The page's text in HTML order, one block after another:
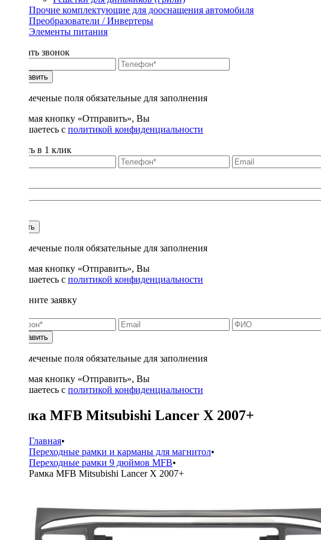
Прочие комплектующие для дооснащения автомобиля
Преобразователи / Инвертеры
Элементы питания
Заказать звонок
Отправить
* - отмеченые поля обязательные для заполнения
Нажимая кнопку «Отправить», Вы
соглашаетесь с политикой конфиденциальности
Купить в 1 клик
Купить
* - отмеченые поля обязательные для заполнения
Нажимая кнопку «Отправить», Вы
соглашаетесь с политикой конфиденциальности
Заполните заявку
Отправить
* - отмеченые поля обязательные для заполнения
Нажимая кнопку «Отправить», Вы
соглашаетесь с политикой конфиденциальности
Рамка MFB Mitsubishi Lancer X 2007+
Главная•
Переходные рамки и карманы для магнитол•
Переходные рамки 9 дюймов MFB•
Рамка MFB Mitsubishi Lancer X 2007+